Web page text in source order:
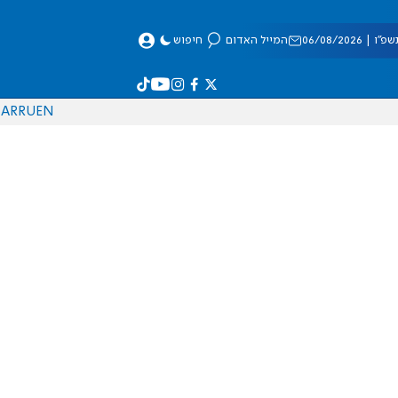
08/2026 המייל האדום חיפוש
EN
RU
AR